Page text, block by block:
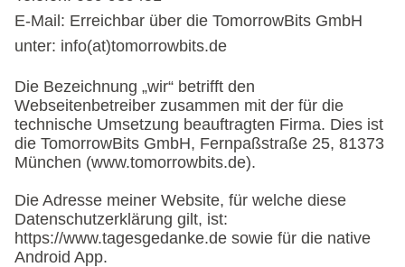
E-Mail: Erreichbar über die TomorrowBits GmbH
unter: info(at)tomorrowbits.de
Die Bezeichnung „wir“ betrifft den
Webseitenbetreiber zusammen mit der für die
technische Umsetzung beauftragten Firma. Dies ist
die TomorrowBits GmbH, Fernpaßstraße 25, 81373
München (www.tomorrowbits.de).
Die Adresse meiner Website, für welche diese
Datenschutzerklärung gilt, ist:
https://www.tagesgedanke.de sowie für die native
Android App.